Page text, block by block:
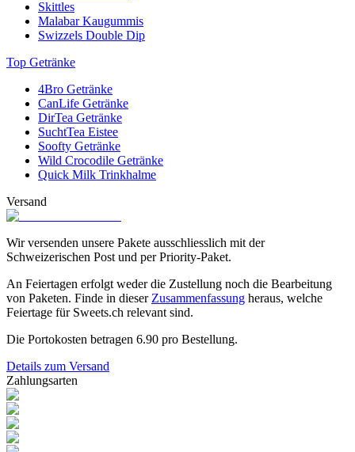
Skittles
Malabar Kaugummis
Swizzels Double Dip
Top Getränke
4Bro Getränke
CanLife Getränke
DirTea Getränke
SuchtTea Eistee
Soofty Getränke
Wild Crocodile Getränke
Quick Milk Trinkhalme
Versand
Wir versenden unsere Pakete ausschliesslich mit der
Schweizerischen Post und per Priority-Paket.
An Feiertagen erfolgt weder die Zustellung noch die Bearbeitung
von Paketen. Finde in dieser Zusammenfassung heraus, welche
Feiertage für Sweets.ch relevant sind.
Die Portokosten betragen 6.90 pro Bestellung.
Details zum Versand
Zahlungsarten